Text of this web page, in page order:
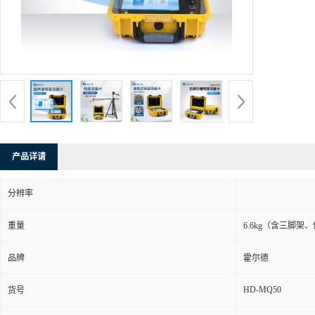
产品详请
分辨率
重量 6.6kg（含三脚架、
品牌 霍尔德
货号 HD-MQ50